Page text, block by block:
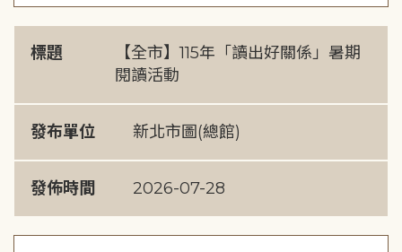
標題
【全市】115年「讀出好關係」暑期
閱讀活動
發布單位 新北市圖(總館)
發佈時間 2026-07-28